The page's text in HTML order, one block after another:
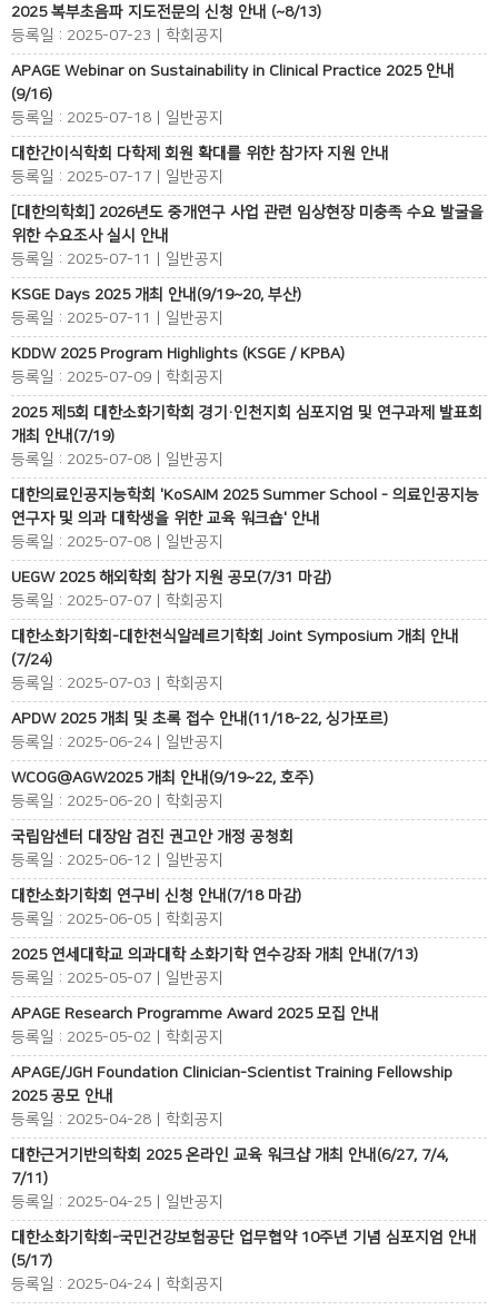
2025 복부초음파 지도전문의 신청 안내 (~8/13)
등록일 : 2025-07-23 | 학회공지
APAGE Webinar on Sustainability in Clinical Practice 2025 안내
(9/16)
등록일 : 2025-07-18 | 일반공지
대한간이식학회 다학제 회원 확대를 위한 참가자 지원 안내
등록일 : 2025-07-17 | 일반공지
[대한의학회] 2026년도 중개연구 사업 관련 임상현장 미충족 수요 발굴을
위한 수요조사 실시 안내
등록일 : 2025-07-11 | 일반공지
KSGE Days 2025 개최 안내(9/19~20, 부산)
등록일 : 2025-07-11 | 일반공지
KDDW 2025 Program Highlights (KSGE / KPBA)
등록일 : 2025-07-09 | 학회공지
2025 제5회 대한소화기학회 경기·인천지회 심포지엄 및 연구과제 발표회
개최 안내(7/19)
등록일 : 2025-07-08 | 일반공지
대한의료인공지능학회 'KoSAIM 2025 Summer School - 의료인공지능
연구자 및 의과 대학생을 위한 교육 워크숍' 안내
등록일 : 2025-07-08 | 일반공지
UEGW 2025 해외학회 참가 지원 공모(7/31 마감)
등록일 : 2025-07-07 | 학회공지
대한소화기학회-대한천식알레르기학회 Joint Symposium 개최 안내
(7/24)
등록일 : 2025-07-03 | 학회공지
APDW 2025 개최 및 초록 접수 안내(11/18-22, 싱가포르)
등록일 : 2025-06-24 | 일반공지
WCOG@AGW2025 개최 안내(9/19~22, 호주)
등록일 : 2025-06-20 | 학회공지
국립암센터 대장암 검진 권고안 개정 공청회
등록일 : 2025-06-12 | 일반공지
대한소화기학회 연구비 신청 안내(7/18 마감)
등록일 : 2025-06-05 | 학회공지
2025 연세대학교 의과대학 소화기학 연수강좌 개최 안내(7/13)
등록일 : 2025-05-07 | 일반공지
APAGE Research Programme Award 2025 모집 안내
등록일 : 2025-05-02 | 학회공지
APAGE/JGH Foundation Clinician-Scientist Training Fellowship
2025 공모 안내
등록일 : 2025-04-28 | 학회공지
대한근거기반의학회 2025 온라인 교육 워크샵 개최 안내(6/27, 7/4,
7/11)
등록일 : 2025-04-25 | 일반공지
대한소화기학회-국민건강보험공단 업무협약 10주년 기념 심포지엄 안내
(5/17)
등록일 : 2025-04-24 | 학회공지